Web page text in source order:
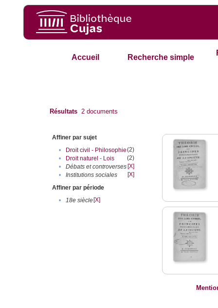
Accueil Recherche simple
Résultats 2 documents
Affiner par sujet
•
Droit civil - Philosophie(2)
•
Droit naturel - Lois
(2)
•
Débats et controverses [X]
•
Institutions sociales
[X]
Affiner par période
•
18e siècle[X]